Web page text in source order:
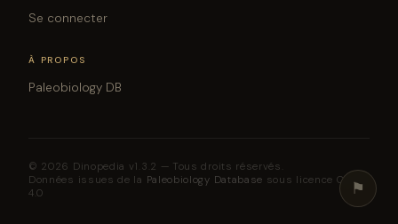
⚑
Se connecter
À PROPOS
Paleobiology DB
© 2026 Dinopedia v1.3.2 — Tous droits réservés.
Données issues de la Paleobiology Database sous licence CC BY
4.0